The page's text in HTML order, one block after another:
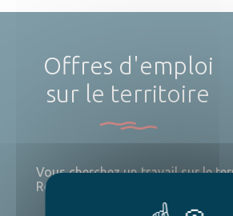
Offres d'emploi
sur le territoire
Vous cherchez un travail sur le
Retrouvez toutes les offres pôle